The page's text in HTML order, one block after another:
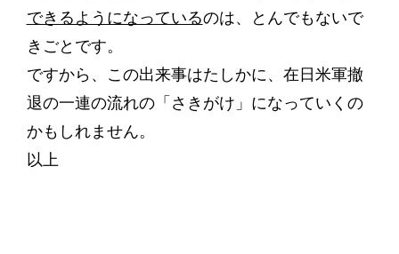
できるようになっているのは、とんでもないで
きごとです。
ですから、この出来事はたしかに、在日米軍撤
退の一連の流れの「さきがけ」になっていくの
かもしれません。
以上